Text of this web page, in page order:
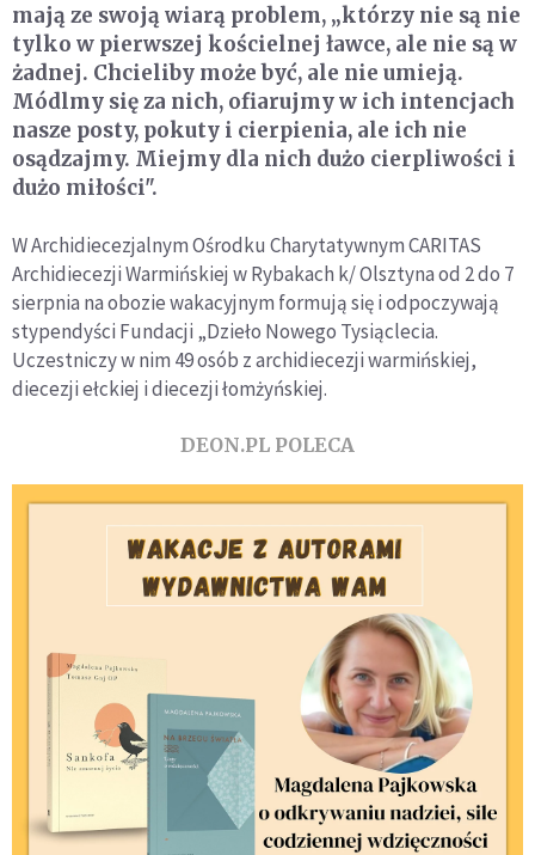
mają ze swoją wiarą problem, „którzy nie są nie
tylko w pierwszej kościelnej ławce, ale nie są w
żadnej. Chcieliby może być, ale nie umieją.
Módlmy się za nich, ofiarujmy w ich intencjach
nasze posty, pokuty i cierpienia, ale ich nie
osądzajmy. Miejmy dla nich dużo cierpliwości i
dużo miłości".
W Archidiecezjalnym Ośrodku Charytatywnym CARITAS
Archidiecezji Warmińskiej w Rybakach k/ Olsztyna od 2 do 7
sierpnia na obozie wakacyjnym formują się i odpoczywają
stypendyści Fundacji „Dzieło Nowego Tysiąclecia.
Uczestniczy w nim 49 osób z archidiecezji warmińskiej,
diecezji ełckiej i diecezji łomżyńskiej.
DEON.PL POLECA